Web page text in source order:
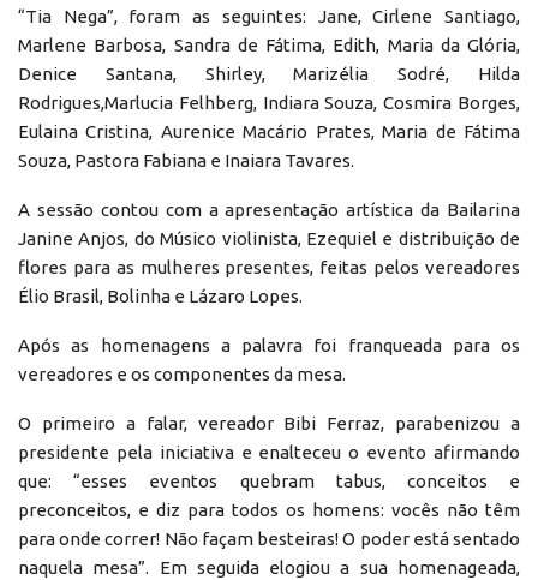
“Tia Nega”, foram as seguintes: Jane, Cirlene Santiago,
Marlene Barbosa, Sandra de Fátima, Edith, Maria da Glória,
Denice Santana, Shirley, Marizélia Sodré, Hilda
Rodrigues,Marlucia Felhberg, Indiara Souza, Cosmira Borges,
Eulaina Cristina, Aurenice Macário Prates, Maria de Fátima
Souza, Pastora Fabiana e Inaiara Tavares.
A sessão contou com a apresentação artística da Bailarina
Janine Anjos, do Músico violinista, Ezequiel e distribuição de
flores para as mulheres presentes, feitas pelos vereadores
Élio Brasil, Bolinha e Lázaro Lopes.
Após as homenagens a palavra foi franqueada para os
vereadores e os componentes da mesa.
O primeiro a falar, vereador Bibi Ferraz, parabenizou a
presidente pela iniciativa e enalteceu o evento afirmando
que: “esses eventos quebram tabus, conceitos e
preconceitos, e diz para todos os homens: vocês não têm
para onde correr! Não façam besteiras! O poder está sentado
naquela mesa”. Em seguida elogiou a sua homenageada,